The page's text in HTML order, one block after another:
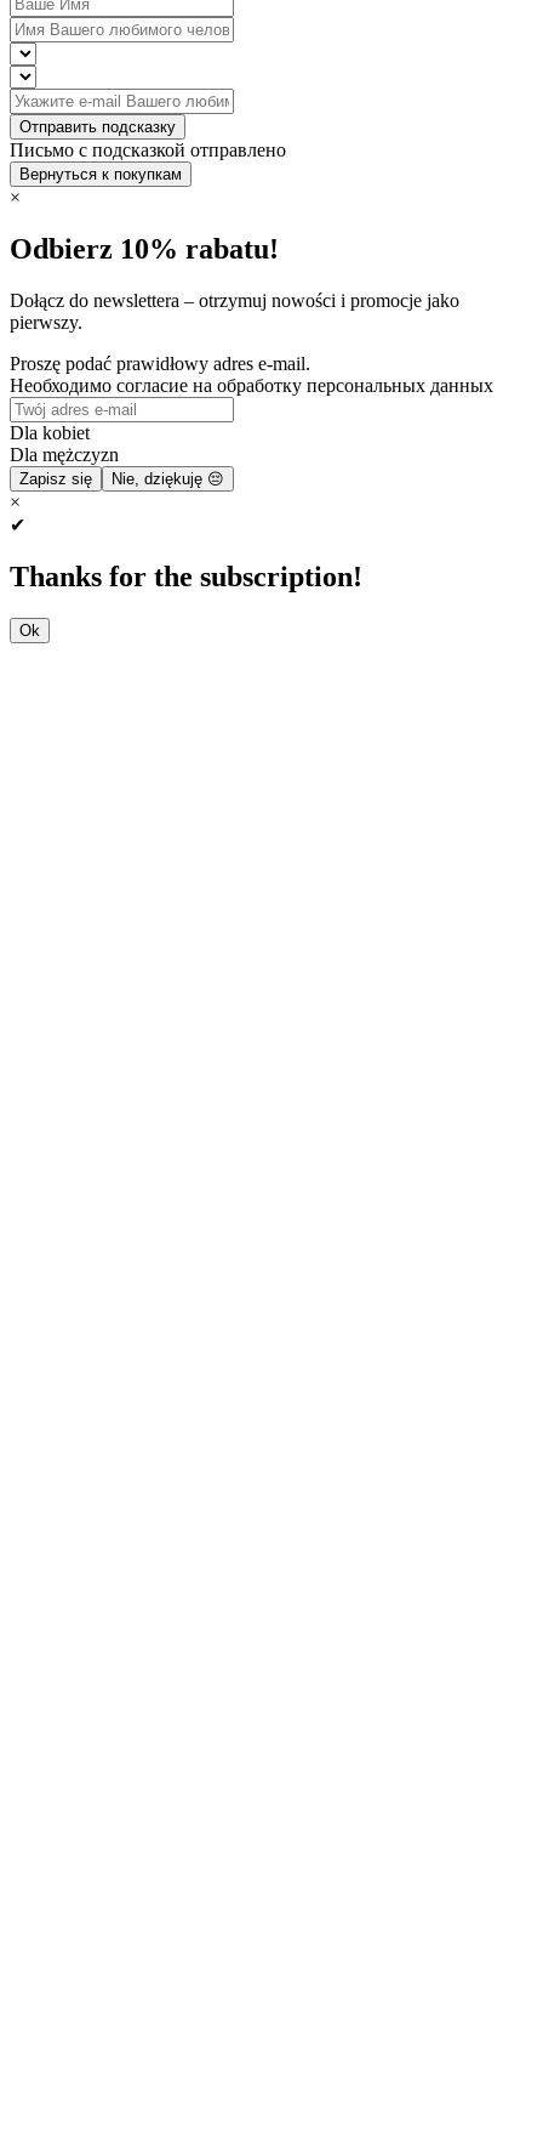
Отправить подсказку
Письмо с подсказкой отправлено
Вернуться к покупкам
×
Odbierz 10% rabatu!
Dołącz do newslettera – otrzymuj nowości i promocje jako
pierwszy.
Proszę podać prawidłowy adres e-mail.
Необходимо согласие на обработку персональных данных
Dla kobiet
Dla mężczyzn
Zapisz się Nie, dziękuję 😔
×
✔
Thanks for the subscription!
Ok